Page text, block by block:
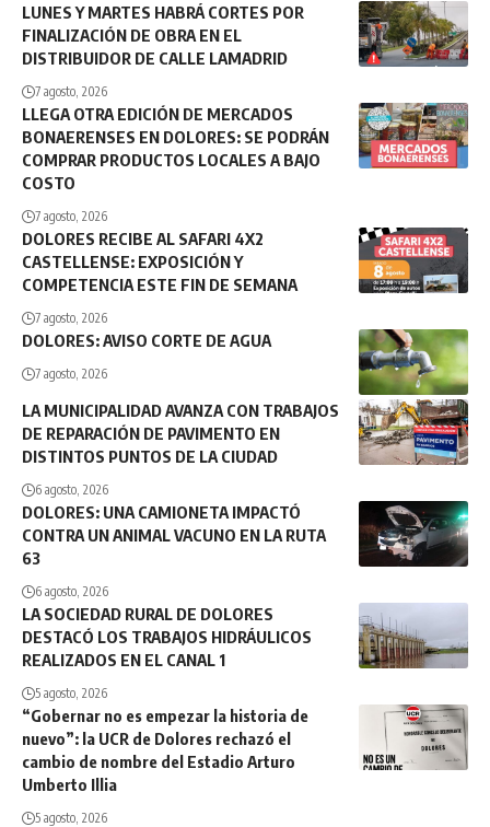
LUNES Y MARTES HABRÁ CORTES POR
FINALIZACIÓN DE OBRA EN EL
DISTRIBUIDOR DE CALLE LAMADRID
7 agosto, 2026
LLEGA OTRA EDICIÓN DE MERCADOS
BONAERENSES EN DOLORES: SE PODRÁN
COMPRAR PRODUCTOS LOCALES A BAJO
COSTO
7 agosto, 2026
DOLORES RECIBE AL SAFARI 4X2
CASTELLENSE: EXPOSICIÓN Y
COMPETENCIA ESTE FIN DE SEMANA
7 agosto, 2026
DOLORES: AVISO CORTE DE AGUA
7 agosto, 2026
LA MUNICIPALIDAD AVANZA CON TRABAJOS
DE REPARACIÓN DE PAVIMENTO EN
DISTINTOS PUNTOS DE LA CIUDAD
6 agosto, 2026
DOLORES: UNA CAMIONETA IMPACTÓ
CONTRA UN ANIMAL VACUNO EN LA RUTA
63
6 agosto, 2026
LA SOCIEDAD RURAL DE DOLORES
DESTACÓ LOS TRABAJOS HIDRÁULICOS
REALIZADOS EN EL CANAL 1
5 agosto, 2026
“Gobernar no es empezar la historia de
nuevo”: la UCR de Dolores rechazó el
cambio de nombre del Estadio Arturo
Umberto Illia
5 agosto, 2026